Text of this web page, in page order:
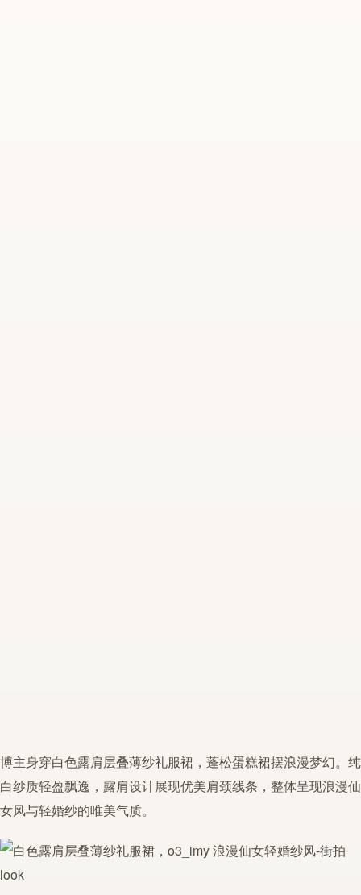
博主身穿白色露肩层叠薄纱礼服裙，蓬松蛋糕裙摆浪漫梦幻。纯
白纱质轻盈飘逸， 露肩设计展现优美肩颈线条，整体呈现浪漫仙
女风与轻婚纱的唯美气质。